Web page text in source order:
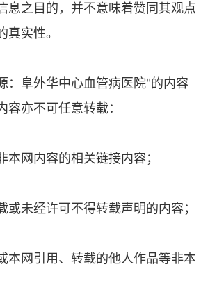
息之目的，并不意味着赞同其观点
真实性。
：阜外华中心血管病医院"的内容
容亦不可任意转载：
本网内容的相关链接内容；
或未经许可不得转载声明的内容；
本网引用、转载的他人作品等非本